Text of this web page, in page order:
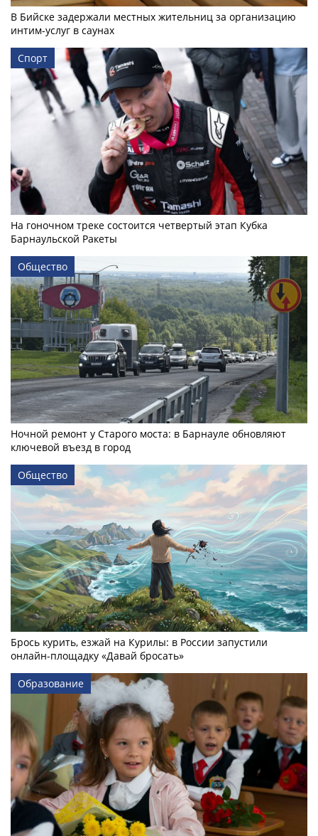
В Бийске задержали местных жительниц за организацию
интим-услуг в саунах
Спорт
На гоночном треке состоится четвертый этап Кубка
Барнаульской Ракеты
Общество
Ночной ремонт у Старого моста: в Барнауле обновляют
ключевой въезд в город
Общество
Брось курить, езжай на Курилы: в России запустили
онлайн-­площадку «Давай бросать»
Образование